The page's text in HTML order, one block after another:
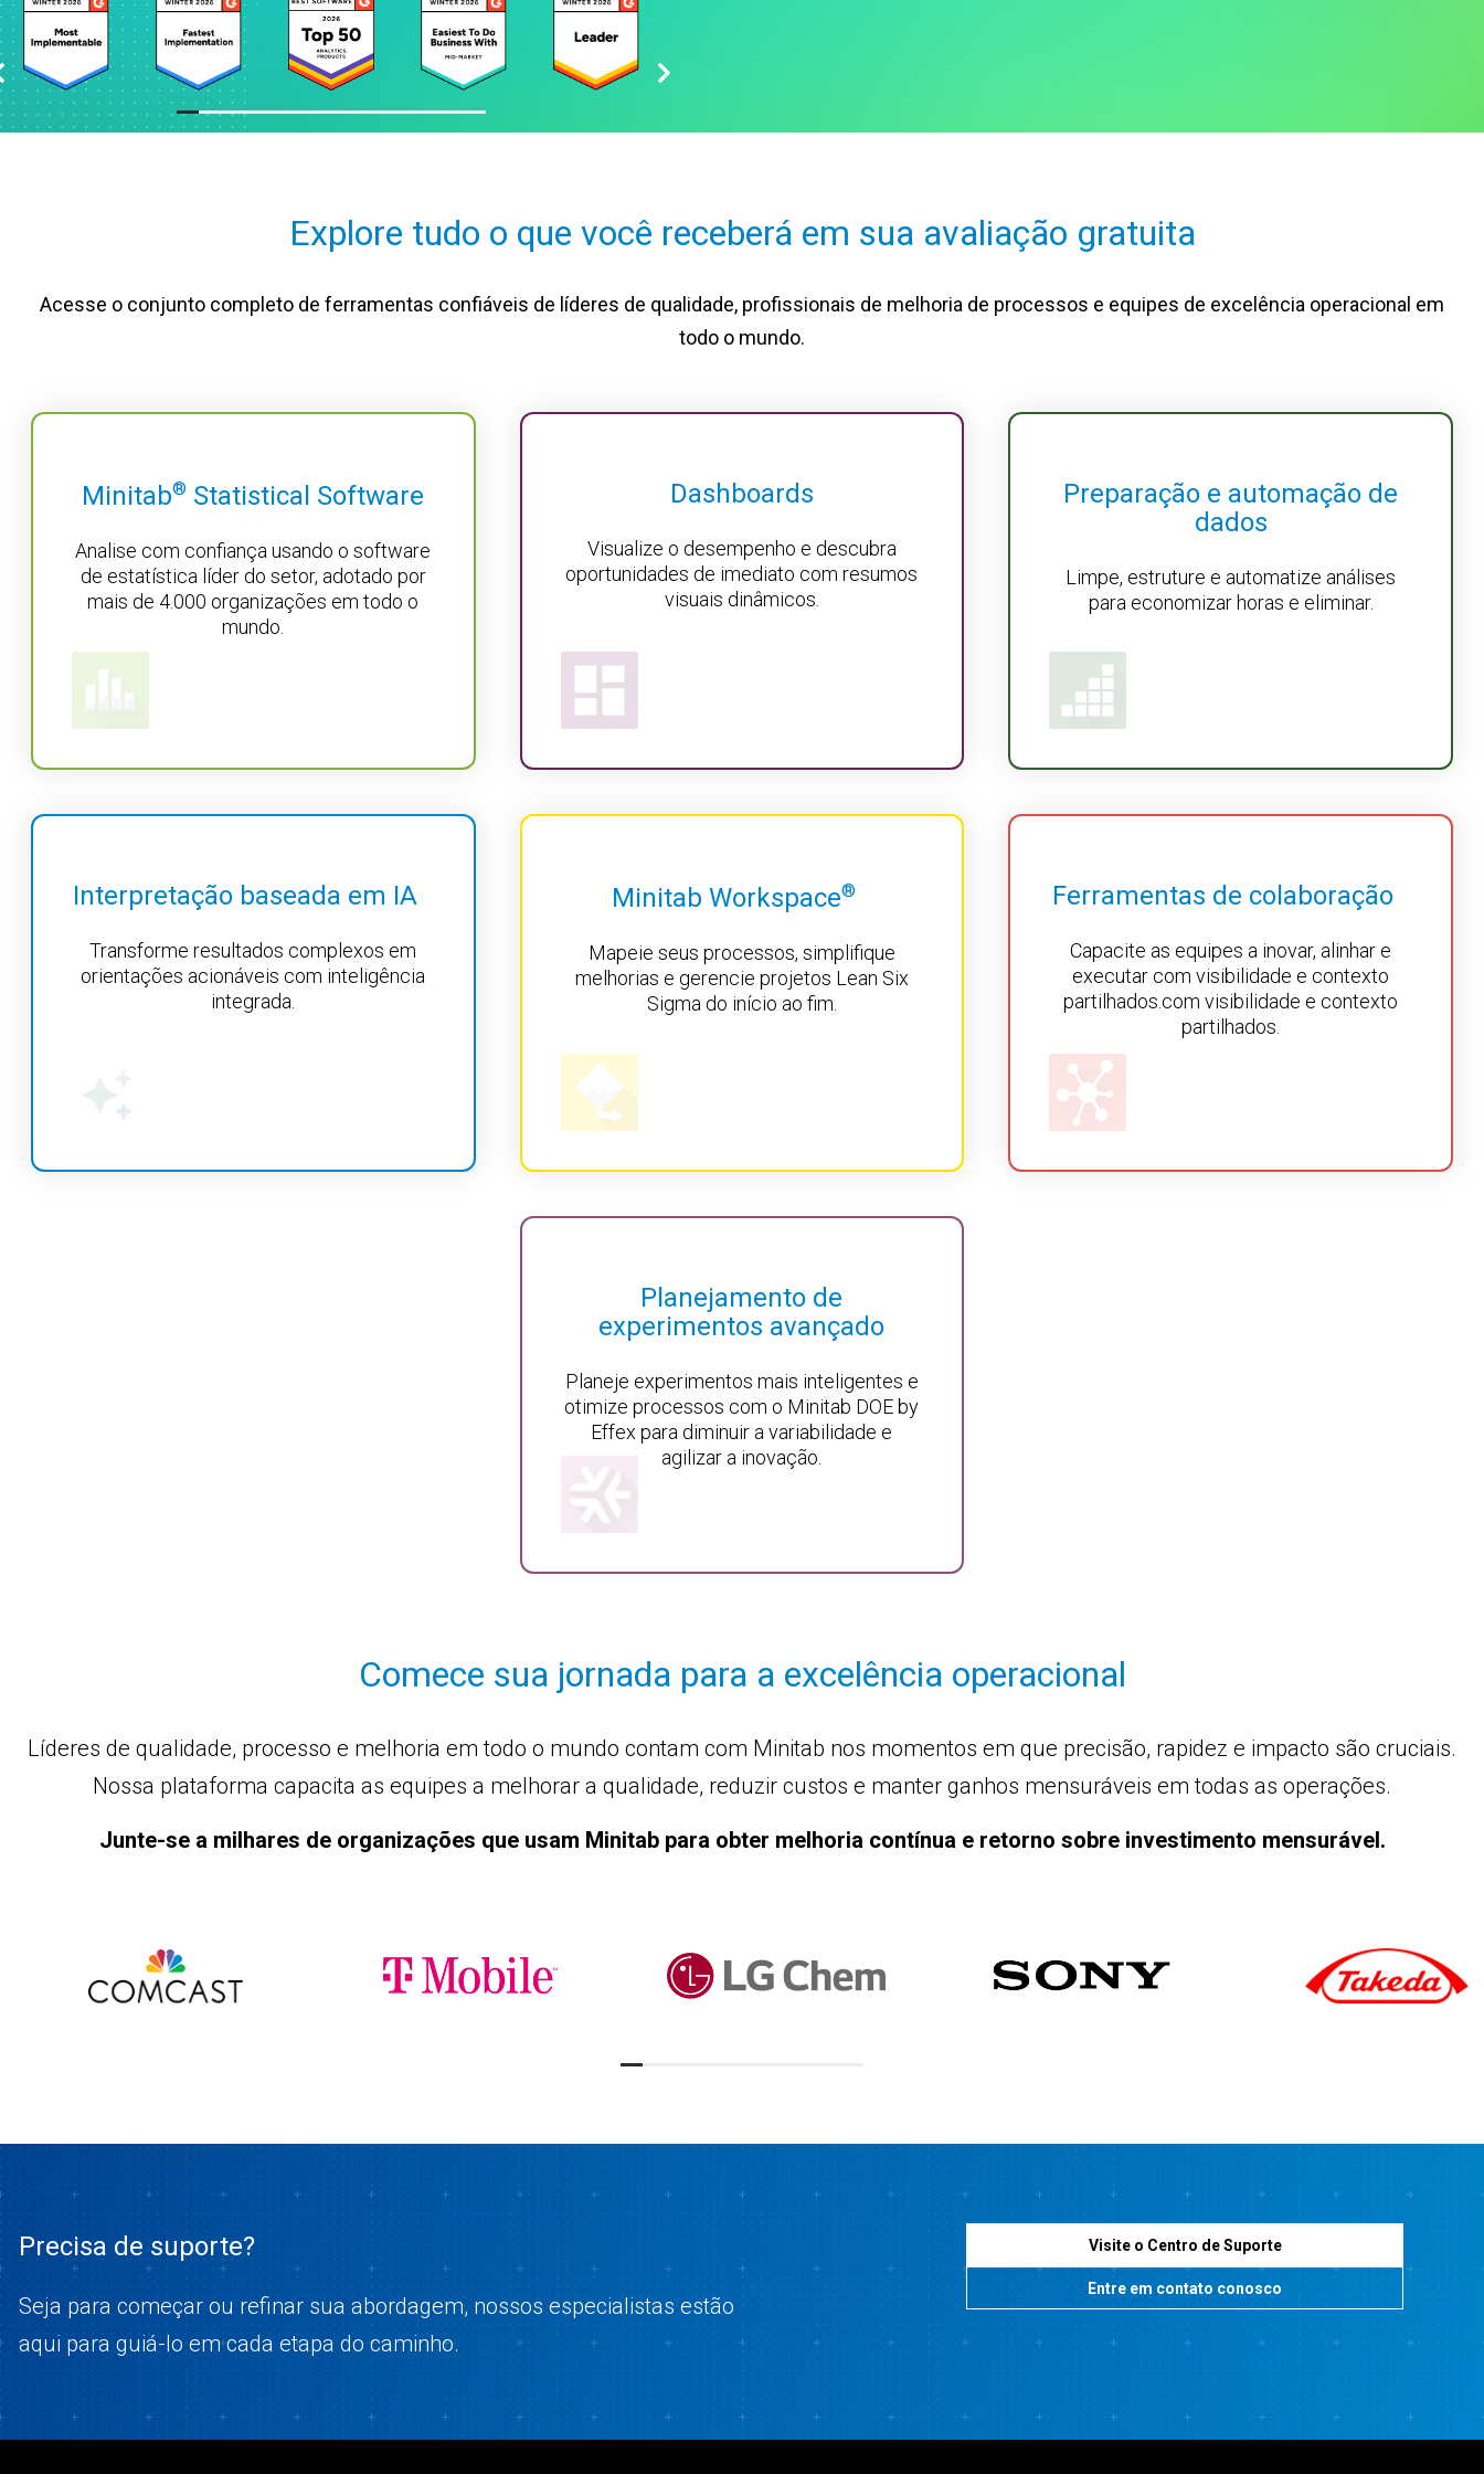
Explore tudo o que você receberá em sua avaliação gratuita
Acesse o conjunto completo de ferramentas confiáveis de líderes de qualidade, profissionais de melhoria de processos e equipes de excelência operacional em
todo o mundo.
Minitab® Statistical Software
Analise com confiança usando o software
de estatística líder do setor, adotado por
mais de 4.000 organizações em todo o
mundo.
Dashboards
Visualize o desempenho e descubra
oportunidades de imediato com resumos
visuais dinâmicos.
Preparação e automação de
dados
Limpe, estruture e automatize análises
para economizar horas e eliminar.
Interpretação baseada em IA
Transforme resultados complexos em
orientações acionáveis com inteligência
integrada.
Minitab Workspace®
Mapeie seus processos, simplifique
melhorias e gerencie projetos Lean Six
Sigma do início ao fim.
Ferramentas de colaboração
Capacite as equipes a inovar, alinhar e
executar com visibilidade e contexto
partilhados.com visibilidade e contexto
partilhados.
Planejamento de
experimentos avançado
Planeje experimentos mais inteligentes e
otimize processos com o Minitab DOE by
Effex para diminuir a variabilidade e
agilizar a inovação.
Comece sua jornada para a excelência operacional
Líderes de qualidade, processo e melhoria em todo o mundo contam com Minitab nos momentos em que precisão, rapidez e impacto são cruciais.
Nossa plataforma capacita as equipes a melhorar a qualidade, reduzir custos e manter ganhos mensuráveis em todas as operações.
Junte-se a milhares de organizações que usam Minitab para obter melhoria contínua e retorno sobre investimento mensurável.
Precisa de suporte?
Seja para começar ou refinar sua abordagem, nossos especialistas estão
aqui para guiá-lo em cada etapa do caminho.
Visite o Centro de Suporte
Entre em contato conosco